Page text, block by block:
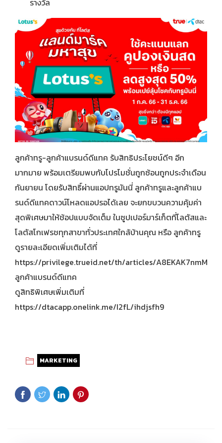
รางวัล
ลูกค้าทรู-ลูกค้าแบรนด์ดีแทค รับสิทธิประโยชน์ดีๆ อีก
มากมาย พร้อมเตรียมพบกับโปรโมชั่นถูกซ้อนถูกประจำเดือน
กันยายน โดยรับสิทธิ์ผ่านแอปทรูมันนี่ ลูกค้าทรูและลูกค้าแบ
รนด์ดีแทคดาวน์โหลดแอปรอได้เลย จะยกขบวนความคุ้มค่า
สุดพิเศษมาให้ช้อปแบบจัดเต็ม ในซูปเปอร์มาร์เก็ตที่โลตัสและ
โลตัสโกเฟรชทุกสาขาทั่วประเทศใกล้บ้านคุณ หรือ ลูกค้าทรู
ดูรายละเอียดเพิ่มเติมได้ที่
https://privilege.trueid.net/th/articles/A8EKAK7nmMxN
ลูกค้าแบรนด์ดีแทค
ดูสิทธิพิเศษเพิ่มเติมที่
https://dtacapp.onelink.me/I2fL/ihdjsfh9
MARKETING